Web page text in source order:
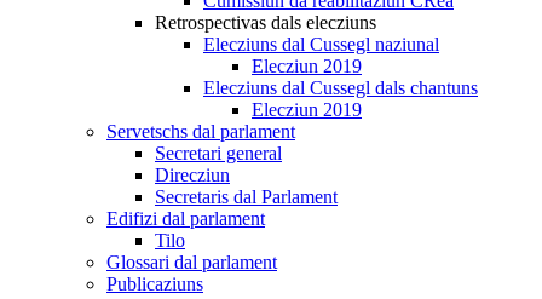
Retrospectivas dals elecziuns
Elecziuns dal Cussegl naziunal
Elecziun 2019
Elecziuns dal Cussegl dals chantuns
Elecziun 2019
Servetschs dal parlament
Secretari general
Direcziun
Secretaris dal Parlament
Edifizi dal parlament
Tilo
Glossari dal parlament
Publicaziuns